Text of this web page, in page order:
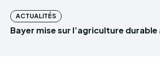
ACTUALITÉS
Bayer mise sur l’agriculture durable